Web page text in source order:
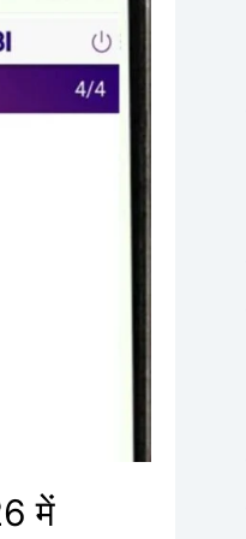
में